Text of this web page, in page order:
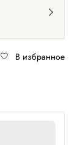
В избранное